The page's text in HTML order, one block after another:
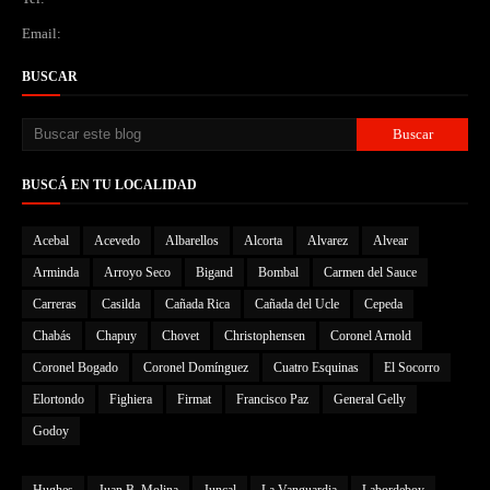
Email:
BUSCAR
BUSCÁ EN TU LOCALIDAD
Acebal Acevedo Albarellos Alcorta Alvarez Alvear
Arminda Arroyo Seco Bigand Bombal Carmen del Sauce
Carreras Casilda Cañada Rica Cañada del Ucle Cepeda
Chabás Chapuy Chovet Christophensen Coronel Arnold
Coronel Bogado Coronel Domínguez Cuatro Esquinas El Socorro
Elortondo Fighiera Firmat Francisco Paz General Gelly
Godoy